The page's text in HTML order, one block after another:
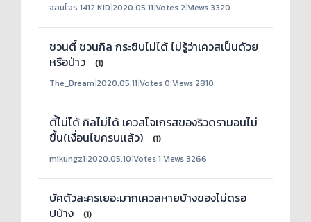
จอมโจร 1412 KID|2020.05.11|Votes 2|Views 3320
ชวนตี้ ชวนกิล กระซิบไม่ได้ ไม่รู้ว่าเควสเป็นด้วย
หรือป่าว
(1)
The_Dream|2020.05.11|Votes 0|Views 2810
ตี้ไม่ได้ กิลไม่ได้ เควสโจเกรสของริวดรามอนไม่
ขึ้น(เงื่อนไขครบเเล้ว)
(1)
mikungz1|2020.05.10|Votes 1|Views 3266
บัคตัวละครเยอะมากเควสหายบ้างของไม่ดรอ
ปบ้าง
(1)